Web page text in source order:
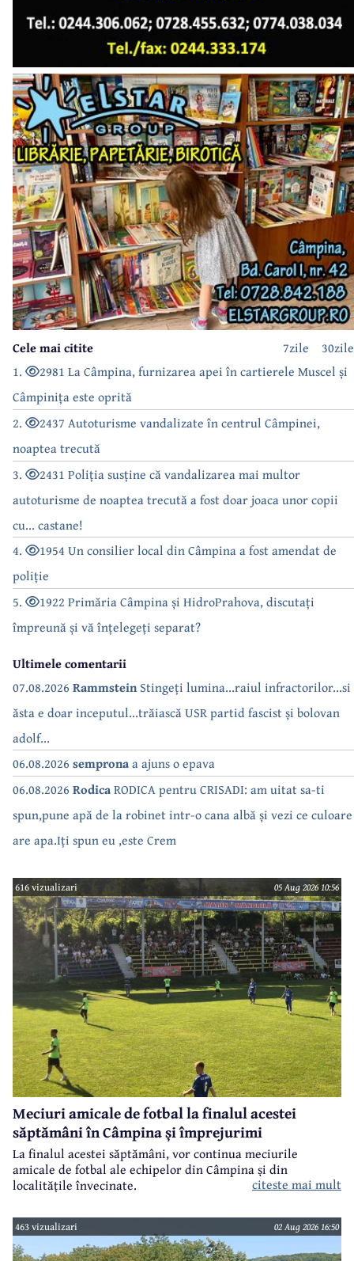
30zile
7zile
Cele mai citite
1.
2981 La Câmpina, furnizarea apei în cartierele Muscel și
Câmpinița este oprită
2.
2437 Autoturisme vandalizate în centrul Câmpinei,
noaptea trecută
3.
2431 Poliția susține că vandalizarea mai multor
autoturisme de noaptea trecută a fost doar joaca unor copii
cu... castane!
4.
1954 Un consilier local din Câmpina a fost amendat de
poliție
5.
1922 Primăria Câmpina și HidroPrahova, discutați
împreună și vă înțelegeți separat?
Ultimele comentarii
07.08.2026 RammsteinStingeți lumina...raiul infractorilor...si
ăsta e doar inceputul...trăiască USR partid fascist și bolovan
adolf...
06.08.2026 sempronaa ajuns o epava
06.08.2026 RodicaRODICA pentru CRISADI: am uitat sa-ti
spun,pune apă de la robinet intr-o cana albă și vezi ce culoare
are apa.Iți spun eu ,este Crem
616 vizualizari 05 Aug 2026 10:56
Meciuri amicale de fotbal la finalul acestei
săptămâni în Câmpina și împrejurimi
La finalul acestei săptămâni, vor continua meciurile
amicale de fotbal ale echipelor din Câmpina și din
localitățile învecinate.
citeste mai mult
463 vizualizari 02 Aug 2026 16:50